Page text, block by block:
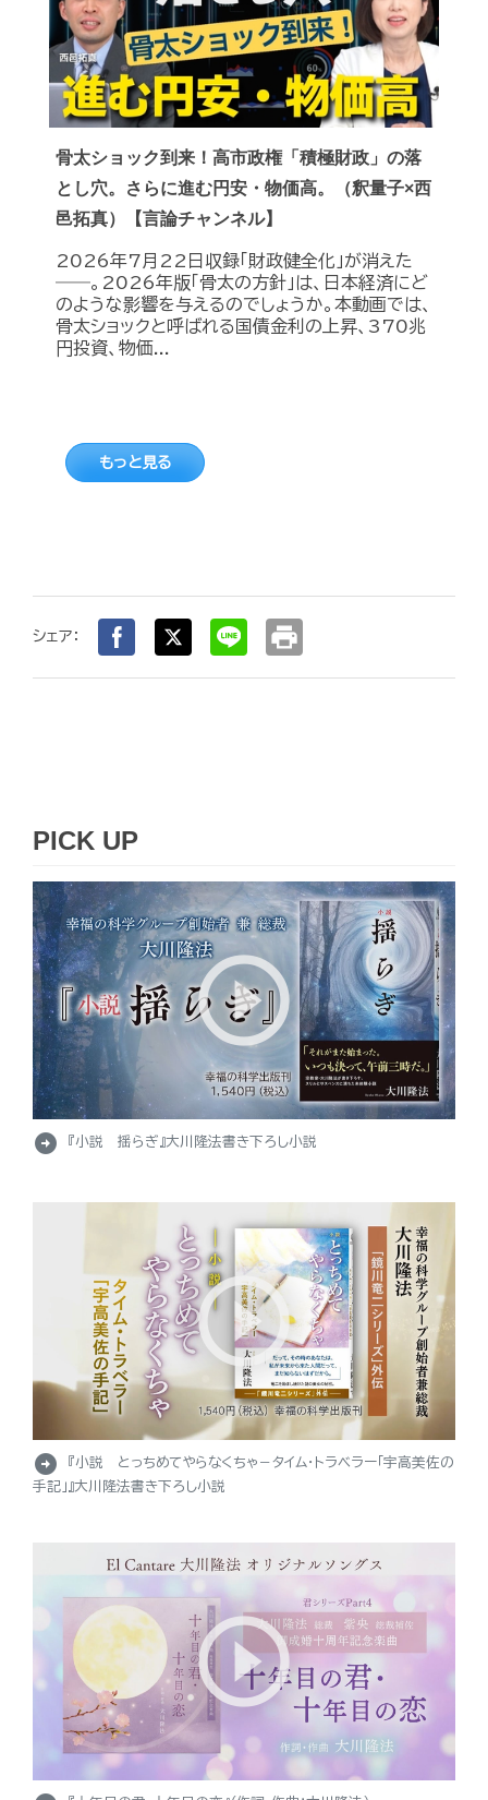
骨太ショック到来！高市政権「積極財政」の落
とし穴。さらに進む円安・物価高。（釈量子×西
邑拓真）【言論チャンネル】
2026年7月22日収録「財政健全化」が消えた
――。2026年版「骨太の方針」は、日本経済にど
のような影響を与えるのでしょうか。本動画では、
骨太ショックと呼ばれる国債金利の上昇、370兆
円投資、物価...
もっと見る
シェア： print
PICK UP
arrow_circle_right 『小説 揺らぎ』大川隆法書き下ろし小説
arrow_circle_right
『小説 とっちめてやらなくちゃ－タイム・トラベラー「宇高美佐の
手記」』大川隆法書き下ろし小説